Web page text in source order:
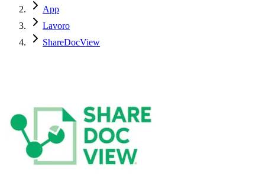
App
Lavoro
ShareDocView